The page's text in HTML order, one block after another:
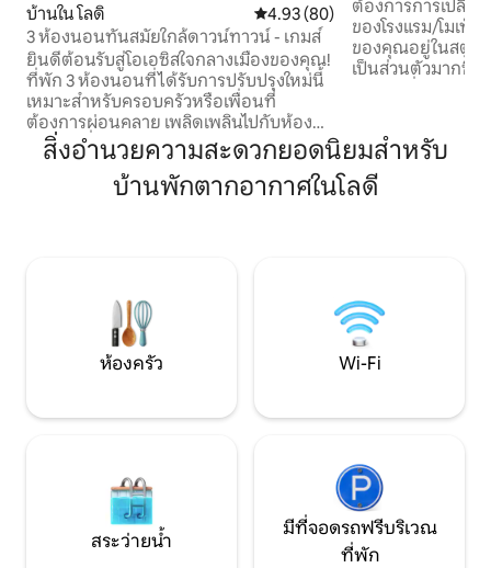
บ้านใน โลดิ คะแนนเฉลี่ย 4.93 จาก 5, 80 รีวิว
4.93 (80)
3 ห้องนอนทันสมัยใกล้ดาวน์ทาวน์ - เกมส์
ยินดีต้อนรับสู่โอเอซิสใจกลางเมืองของคุณ!
ที่พัก 3 ห้องนอนที่ได้รับการปรับปรุงใหม่นี้
เหมาะสำหรับครอบครัวหรือเพื่อนที่
ต้องการผ่อนคลาย เพลิดเพลินไปกับห้อง
เล่นเกมที่กว้างขวางของเราหรือออกไปข้าง
นอกเพื่อท้าทายทีมงานของคุณไปที่หมาก
รุกขนาดเท่าจริงหรือการแข่งขันบ็อกซ์บอล
นิ้วสัมผัส จองที่พักวันนี้เลย! จะพร้อมวันพุธ
ต้องการการเปลี่ย
ของโรงแรม/โมเท็
ของคุณอยู่ในสตูดิ
เป็นส่วนตัวมากซึ่ง
การยอมรับข้อซักถามใน
ขึ้น: สตูดิโอส่วนตัว
ตัวคุณเองพร้อมลานแ
นี้คุณยังสามารถใ
สิ่งอำนวยความสะดวกยอดนิยมสำหรับ
บ้านพักตากอากาศในโลดี
ห้องครัว Wi-Fi
สระว่ายน้ำ
มีที่จอดรถฟรีบริเวณ
ที่พัก